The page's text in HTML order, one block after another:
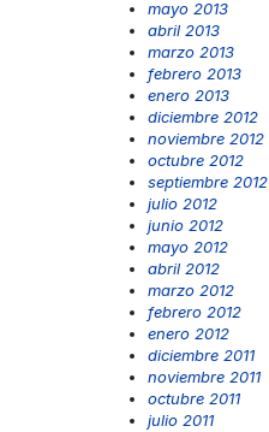
mayo 2013
abril 2013
marzo 2013
febrero 2013
enero 2013
diciembre 2012
noviembre 2012
octubre 2012
septiembre 2012
julio 2012
junio 2012
mayo 2012
abril 2012
marzo 2012
febrero 2012
enero 2012
diciembre 2011
noviembre 2011
octubre 2011
julio 2011